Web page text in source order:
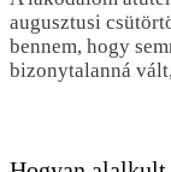
augusztusi
bennem, hogy
bizonytalanná